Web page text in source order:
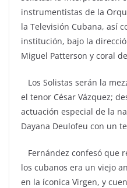
instrumentistas de la
la Televisión Cubana, así
institución, bajo la
Miguel Patterson y coral
Los Solistas serán la
el tenor César Vázquez;
actuación especial de la
Dayana Deulofeu con un
Fernández confesó que
los cubanos era un viejo
en la íconica Virgen, y